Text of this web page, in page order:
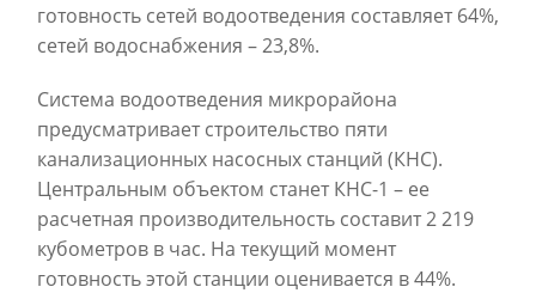
готовность сетей водоотведения составляет 64%,
сетей водоснабжения – 23,8%.
Система водоотведения микрорайона
предусматривает строительство пяти
канализационных насосных станций (КНС).
Центральным объектом станет КНС-1 – ее
расчетная производительность составит 2 219
кубометров в час. На текущий момент
готовность этой станции оценивается в 44%.